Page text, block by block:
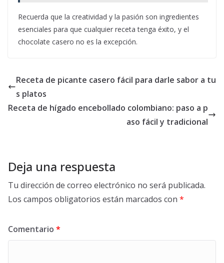
Recuerda que la creatividad y la pasión son ingredientes
esenciales para que cualquier receta tenga éxito, y el
chocolate casero no es la excepción.
Receta de picante casero fácil para darle sabor a tu
s platos
Receta de hígado encebollado colombiano: paso a p
aso fácil y tradicional
Deja una respuesta
Tu dirección de correo electrónico no será publicada.
Los campos obligatorios están marcados con *
Comentario *